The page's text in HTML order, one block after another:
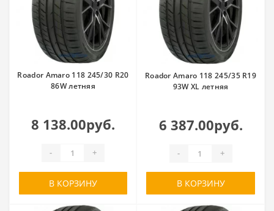
Roador Amaro 118 245/30 R20
86W летняя
8 138.00руб.
- +
В КОРЗИНУ
Roador Amaro 118 245/35 R19
93W XL летняя
6 387.00руб.
- +
В КОРЗИНУ